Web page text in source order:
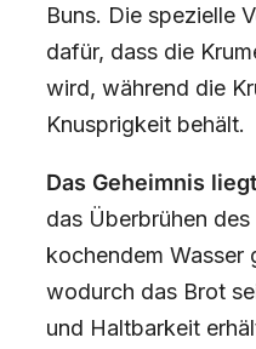
Buns. Die spezielle
dafür, dass die
wird, während die
Knusprigkeit behält.
Das Geheimnis
das Überbrühen
kochendem Wasser
wodurch das Brot
und Haltbarkeit